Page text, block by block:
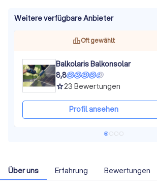
Weitere verfügbare Anbieter
Oft gewählt
Balkolaris Balkonsolar
8,8
grade23 Bewertungen
Profil ansehen
Über uns Erfahrung Bewertungen